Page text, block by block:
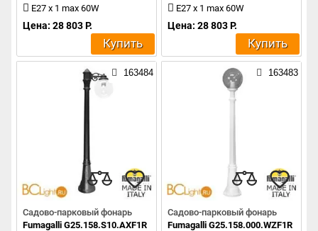
E27 x 1 max 60W
Цена: 28 803 Р.
Купить
E27 x 1 max 60W
Цена: 28 803 Р.
Купить
163484
Садово-парковый фонарь
Fumagalli G25.158.S10.AXF1R
163483
Садово-парковый фонарь
Fumagalli G25.158.000.WZF1R